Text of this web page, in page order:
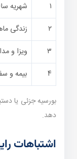
۱
شهریه
۲
زندگی
۳
ویزا و
۴
بیمه و
بورسیه جزئی یا
دهد.
اشتباهات